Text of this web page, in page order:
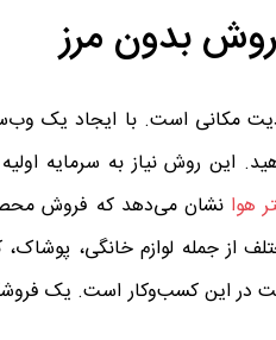
مکانی است. با ایجاد یک
این روش نیاز به سرمایه
هوا نشان می‌دهد که فروش
از جمله لوازم خانگی،
در این کسب‌وکار است. یک